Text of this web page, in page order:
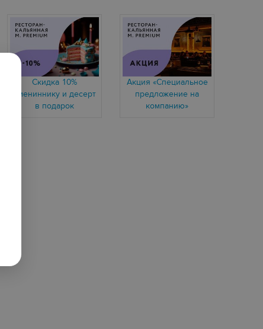
Скидка 10%
имениннику и десерт
в подарок
Акция «Специальное
предложение на
компанию»